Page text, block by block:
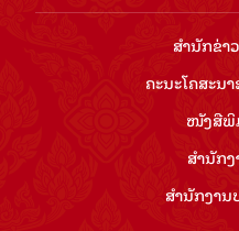
ສຳ​ນັກ​ຂ່າ
ຄະນະໂຄສະນ
ໜັງສືພິ
ສຳ​ນັກ​
ສຳ​ນັກ​ງານ​